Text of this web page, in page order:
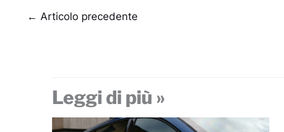
← Articolo precedente
Leggi di più »